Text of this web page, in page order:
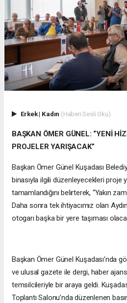
Erkek| Kadın (Haberi Sesli Oku)
BAŞKAN ÖMER GÜNEL: “YENİ
PROJELER YARIŞACAK”
Başkan Ömer Günel Kuşadası
binasıyla ilgili düzenleyecekleri proje
tamamlandığını belirterek, “Yakın
Daha sonra tek ihtiyacımız olan
otogarı başka bir yere taşıması
Başkan Ömer Günel Kuşadası’nda
ve ulusal gazete ile dergi, haber
temsilcileriyle bir araya geldi.
Toplantı Salonu’nda düzenlenen